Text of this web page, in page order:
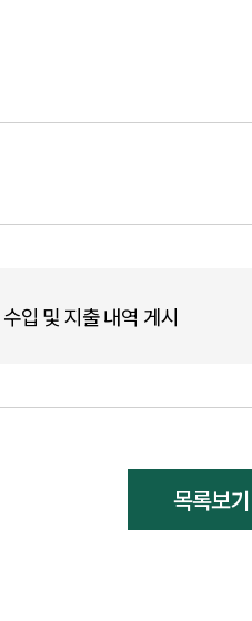
입 및 지출 내역 게시
목록보기